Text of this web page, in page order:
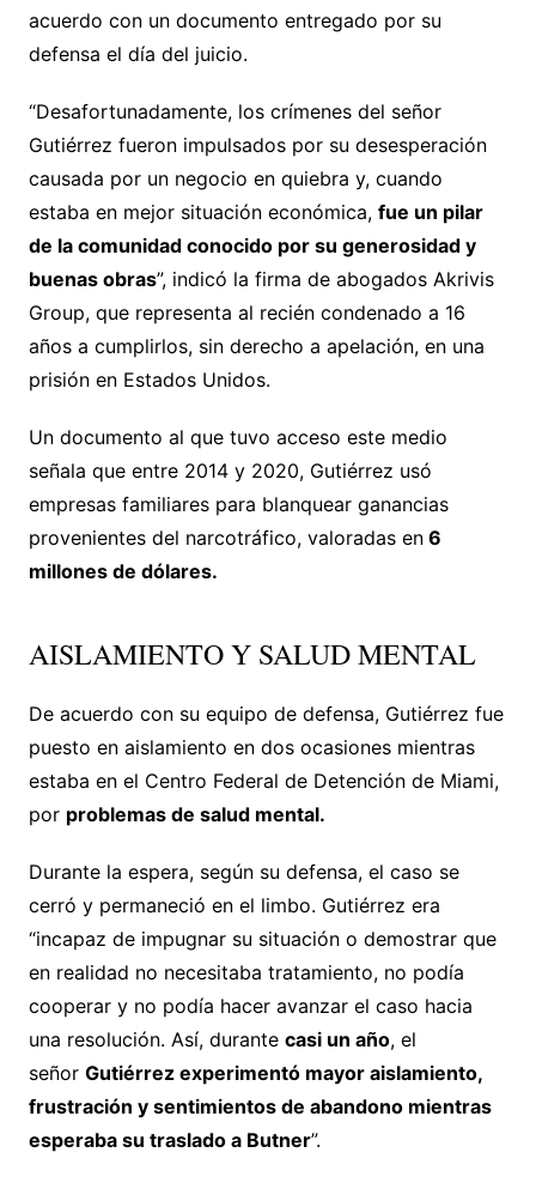
acuerdo con un documento entregado por su
defensa el día del juicio.
“Desafortunadamente, los crímenes del señor
Gutiérrez fueron impulsados por su desesperación
causada por un negocio en quiebra y, cuando
estaba en mejor situación económica, fue un pilar
de la comunidad conocido por su generosidad y
buenas obras”, indicó la firma de abogados Akrivis
Group, que representa al recién condenado a 16
años a cumplirlos, sin derecho a apelación, en una
prisión en Estados Unidos.
Un documento al que tuvo acceso este medio
señala que entre 2014 y 2020, Gutiérrez usó
empresas familiares para blanquear ganancias
provenientes del narcotráfico, valoradas en6
millones de dólares.
AISLAMIENTO Y SALUD MENTAL
De acuerdo con su equipo de defensa, Gutiérrez fue
puesto en aislamiento en dos ocasiones mientras
estaba en el Centro Federal de Detención de Miami,
por problemas de salud mental.
Durante la espera, según su defensa, el caso se
cerró y permaneció en el limbo. Gutiérrez era
“incapaz de impugnar su situación o demostrar que
en realidad no necesitaba tratamiento, no podía
cooperar y no podía hacer avanzar el caso hacia
una resolución. Así, durante casi un año, el
señor Gutiérrez experimentó mayor aislamiento,
frustración y sentimientos de abandono mientras
esperaba su traslado a Butner”.